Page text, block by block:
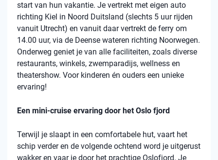
start van hun vakantie. Je vertrekt met eigen auto
richting Kiel in Noord Duitsland (slechts 5 uur rijden
vanuit Utrecht) en vanuit daar vertrekt de ferry om
14.00 uur, via de Deense wateren richting Noorwegen.
Onderweg geniet je van alle faciliteiten, zoals diverse
restaurants, winkels, zwemparadijs, wellness en
theatershow. Voor kinderen én ouders een unieke
ervaring!
Een mini-cruise ervaring door het Oslo fjord
Terwijl je slaapt in een comfortabele hut, vaart het
schip verder en de volgende ochtend word je uitgerust
wakker en vaar je door het prachtige Oslofjord. Je